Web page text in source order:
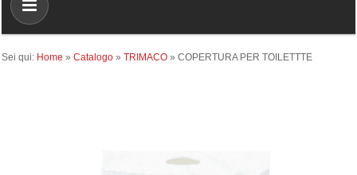
Sei qui: Home » Catalogo » TRIMACO » COPERTURA PER TOILETTTE